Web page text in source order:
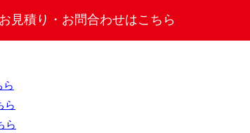
お見積り・お問合わせはこちら
ら
ら
ら